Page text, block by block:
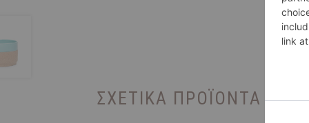
ΣΧΕΤΙΚΆ ΠΡΟΪΌΝΤΑ